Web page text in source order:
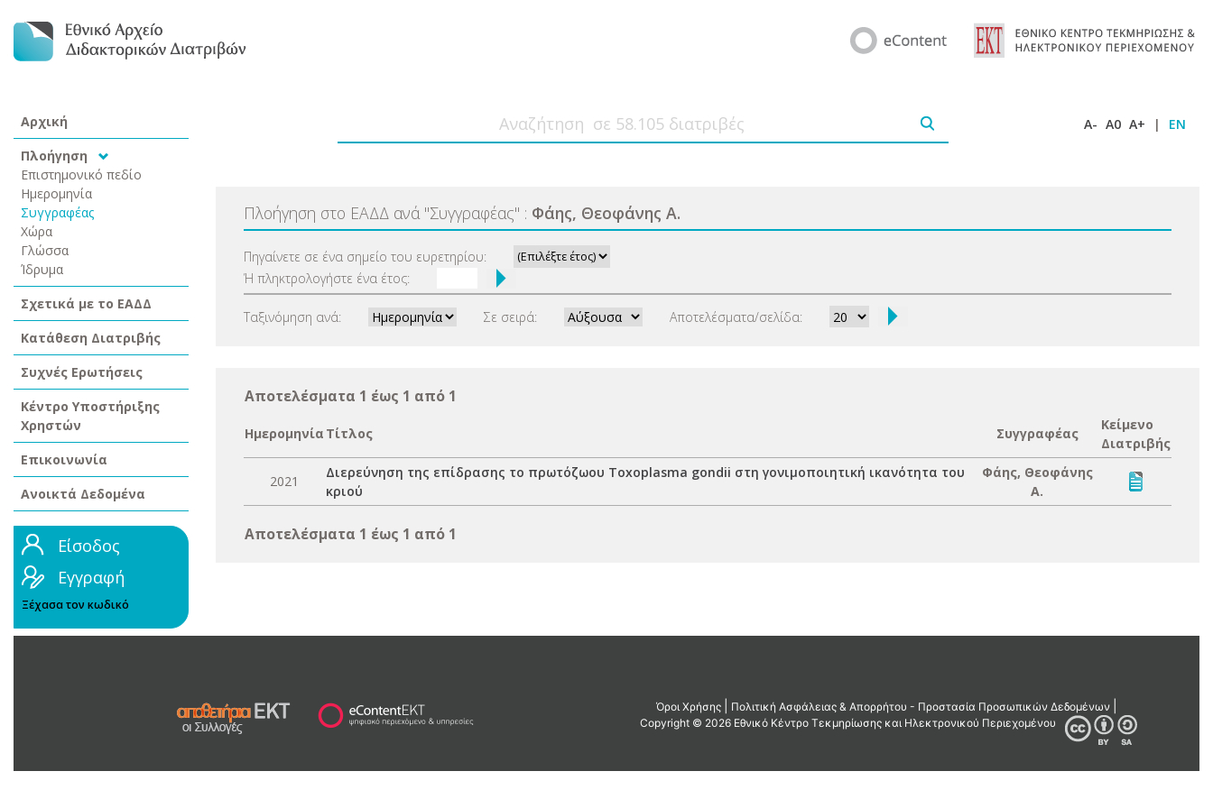
Αρχική
Πλοήγηση
Επιστημονικό πεδίο
Ημερομηνία
Συγγραφέας
Χώρα
Γλώσσα
Ίδρυμα
Σχετικά με το ΕΑΔΔ
Κατάθεση Διατριβής
Συχνές Ερωτήσεις
Κέντρο Υποστήριξης
Χρηστών
Επικοινωνία
Ανοικτά Δεδομένα
Είσοδος
Εγγραφή
Ξέχασα τον κωδικό
A- A0 A+ | EN
Πλοήγηση στο ΕΑΔΔ ανά "Συγγραφέας" : Φάης, Θεοφάνης Α.
Πηγαίνετε σε ένα σημείο του ευρετηρίου:
Ή πληκτρολογήστε ένα έτος:
Ταξινόμηση ανά: Σε σειρά: Αποτελέσματα/σελίδα:
Αποτελέσματα 1 έως 1 από 1
Ημερομηνία Τίτλος Συγγραφέας
Κείμενο
Διατριβής
2021
Διερεύνηση της επίδρασης το πρωτόζωου Toxoplasma gondii στη γονιμοποιητική ικανότητα του
κριού
Φάης, Θεοφάνης
Α.
Αποτελέσματα 1 έως 1 από 1